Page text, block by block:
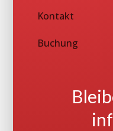
Kontakt
Buchung